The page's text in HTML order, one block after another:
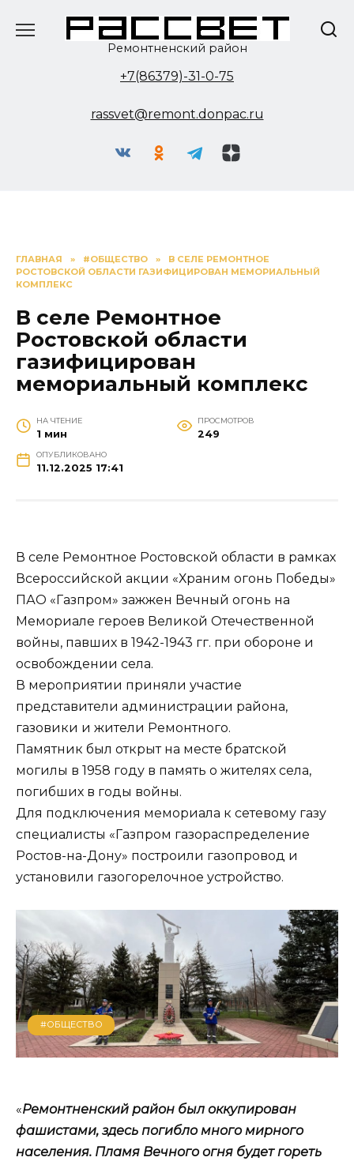
Ремонтненский район
+7(86379)-31-0-75
rassvet@remont.donpac.ru
ГЛАВНАЯ » #ОБЩЕСТВО »
В СЕЛЕ РЕМОНТНОЕ
РОСТОВСКОЙ ОБЛАСТИ ГАЗИФИЦИРОВАН МЕМОРИАЛЬНЫЙ
КОМПЛЕКС
В селе Ремонтное
Ростовской области
газифицирован
мемориальный комплекс
НА ЧТЕНИЕ
1 мин
ПРОСМОТРОВ
249
ОПУБЛИКОВАНО
11.12.2025 17:41
В селе Ремонтное Ростовской области в рамках
Всероссийской акции «Храним огонь Победы»
ПАО «Газпром» зажжен Вечный огонь на
Мемориале героев Великой Отечественной
войны, павших в 1942-1943 гг. при обороне и
освобождении села.
В мероприятии приняли участие
представители администрации района,
газовики и жители Ремонтного.
Памятник был открыт на месте братской
могилы в 1958 году в память о жителях села,
погибших в годы войны.
Для подключения мемориала к сетевому газу
специалисты «Газпром газораспределение
Ростов-на-Дону» построили газопровод и
установили газогорелочное устройство.
#ОБЩЕСТВО
«Ремонтненский район был оккупирован
фашистами, здесь погибло много мирного
населения. Пламя Вечного огня будет гореть